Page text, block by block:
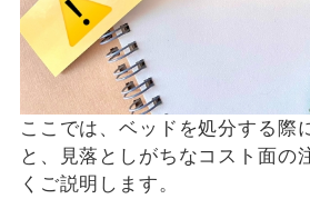
ここでは、ベッドを処分する際
と、見落としがちなコスト面の
くご説明します。